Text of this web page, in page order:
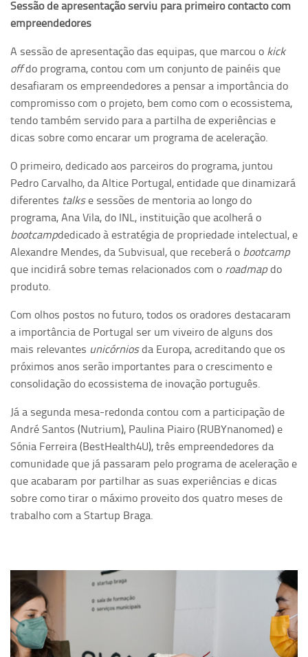
Sessão de apresentação serviu para primeiro contacto com
empreendedores
A sessão de apresentação das equipas, que marcou o kick
offdo programa, contou com um conjunto de painéis que
desafiaram os empreendedores a pensar a importância do
compromisso com o projeto, bem como com o ecossistema,
tendo também servido para a partilha de experiências e
dicas sobre como encarar um programa de aceleração.
O primeiro, dedicado aos parceiros do programa, juntou
Pedro Carvalho, da Altice Portugal, entidade que dinamizará
diferentes talkse sessões de mentoria ao longo do
programa, Ana Vila, do INL, instituição que acolherá o
bootcampdedicado à estratégia de propriedade intelectual, e
Alexandre Mendes, da Subvisual, que receberá o bootcamp
que incidirá sobre temas relacionados com o roadmapdo
produto.
Com olhos postos no futuro, todos os oradores destacaram
a importância de Portugal ser um viveiro de alguns dos
mais relevantes unicórniosda Europa, acreditando que os
próximos anos serão importantes para o crescimento e
consolidação do ecossistema de inovação português.
Já a segunda mesa-redonda contou com a participação de
André Santos (Nutrium), Paulina Piairo (RUBYnanomed) e
Sónia Ferreira (BestHealth4U), três empreendedores da
comunidade que já passaram pelo programa de aceleração e
que acabaram por partilhar as suas experiências e dicas
sobre como tirar o máximo proveito dos quatro meses de
trabalho com a Startup Braga.